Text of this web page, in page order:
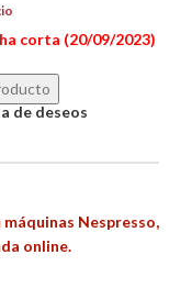
corta (20/09/2023)
de deseos
Nespresso,
online.